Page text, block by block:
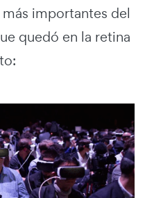
importantes del
quedó en la retina